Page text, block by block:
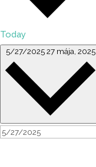
Today
5/27/202527 mája, 2025